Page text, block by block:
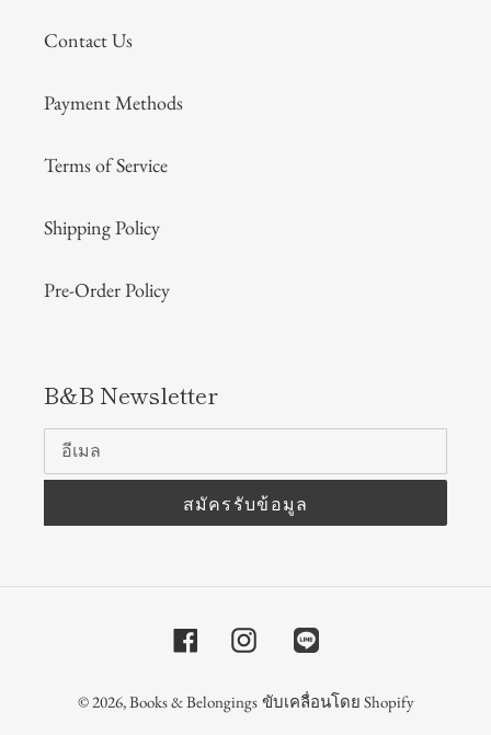
Contact Us
Payment Methods
Terms of Service
Shipping Policy
Pre-Order Policy
B&B Newsletter
สมัครรับข้อมูล
FacebookInstagram
© 2026,Books & Belongings ขับเคลื่อนโดย Shopify